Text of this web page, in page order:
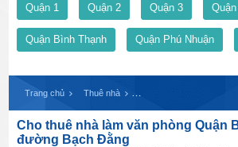
Quận 1 Quận 2 Quận 3
Quận Bình Thạnh Quận Phú Nhuận
Trang chủ Thuê nhà
Cho thuê nhà làm văn phòng Quận
đường Bạch Đằng